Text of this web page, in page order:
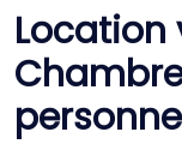
Location